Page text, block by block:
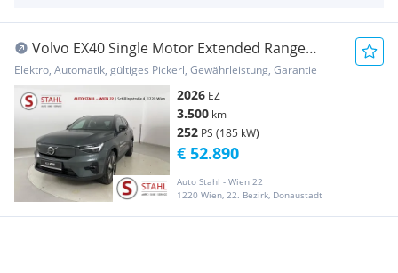
Volvo EX40 Single Motor Extended Range
82kWh Ultra | ...
Elektro, Automatik, gültiges Pickerl, Gewährleistung, Garantie
2026 EZ
3.500 km
252 PS (185 kW)
Auto Stahl - Wien 22
1220 Wien, 22. Bezirk, Donaustadt
€ 52.890